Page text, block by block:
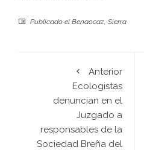
Publicado el Benaocaz, Sierra
Anterior
Ecologistas
denuncian en el
Juzgado a
responsables de la
Sociedad Breña del